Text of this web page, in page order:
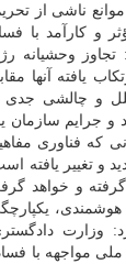
ناشی از
و کارآمد با
وحشیانه
یافته آنها
و چالشی جدی
و جرایم
که فناوری
و تغییر یافته
گرفته و خواهد
هوشمندی،
وزارت
مواجهه با